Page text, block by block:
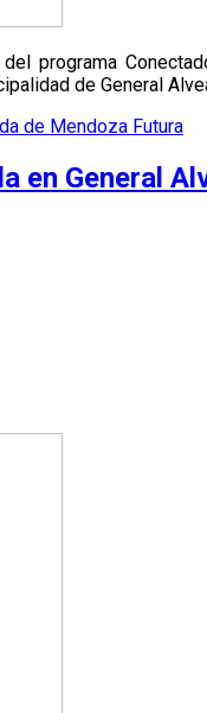
programa
de General
de Mendoza Futura
en General